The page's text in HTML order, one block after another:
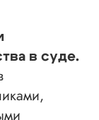
в суде.